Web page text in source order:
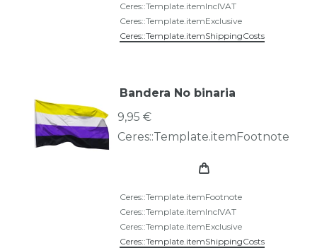
Ceres::Template.itemInclVAT
Ceres::Template.itemExclusive
Ceres::Template.itemShippingCosts
Bandera No binaria
9,95 €
Ceres::Template.itemFootnote
Ceres::Template.itemFootnote
Ceres::Template.itemInclVAT
Ceres::Template.itemExclusive
Ceres::Template.itemShippingCosts